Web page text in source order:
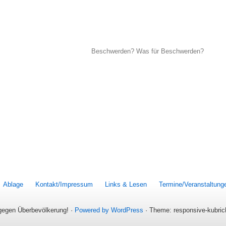
Beschwerden? Was für Beschwerden?
Ablage Kontakt/Impressum Links & Lesen Termine/
Überbevölkerung! · Powered by WordPress · Theme: responsive-